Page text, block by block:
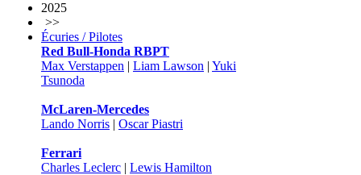
2025
>>
Écuries / Pilotes
Red Bull-Honda RBPT
Max Verstappen | Liam Lawson | Yuki
Tsunoda
McLaren-Mercedes
Lando Norris | Oscar Piastri
Ferrari
Charles Leclerc | Lewis Hamilton